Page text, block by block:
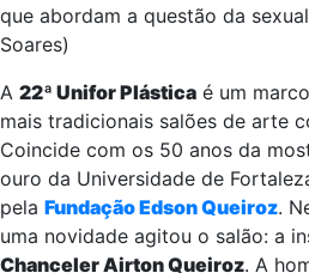
que abordam a questão da
Soares)
A 22ª Unifor Plástica é um
mais tradicionais salões de arte
Coincide com os 50 anos da
ouro da Universidade de
pela Fundação Edson Queiroz.
uma novidade agitou o salão: a
Chanceler Airton Queiroz. A